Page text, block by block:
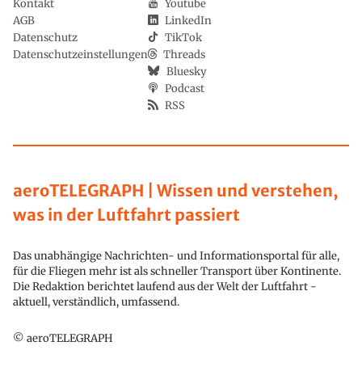
aeroTELEGRAPH | Wissen und verstehen,
was in der Luftfahrt passiert
Das unabhängige Nachrichten- und Informationsportal für alle,
für die Fliegen mehr ist als schneller Transport über Kontinente.
Die Redaktion berichtet laufend aus der Welt der Luftfahrt -
aktuell, verständlich, umfassend.
© aeroTELEGRAPH
Kontakt
AGB
Datenschutz
Datenschutzeinstellungen
Youtube
LinkedIn
TikTok
Threads
Bluesky
Podcast
RSS